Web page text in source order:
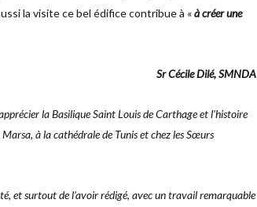
la visite ce bel édifice contribue à «à créer une
Sr Cécile Dilé, SMNDA
la Basilique Saint Louis de Carthage et l’histoire
à la cathédrale de Tunis et chez les Sœurs
et surtout de l’avoir rédigé, avec un travail remarquable